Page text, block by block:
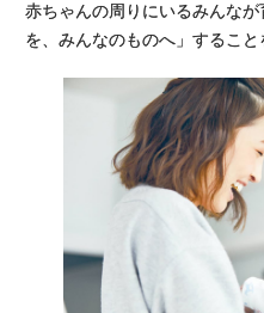
赤ちゃんの周りにいるみんな
を、みんなのものへ」すること